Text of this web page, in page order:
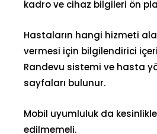
kadro ve cihaz bilgileri ön
Hastaların hangi hizmeti
vermesi için bilgilendirici
Randevu sistemi ve hasta
sayfaları bulunur.
Mobil uyumluluk da
edilmemeli.